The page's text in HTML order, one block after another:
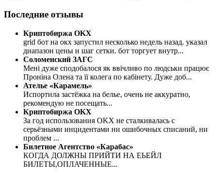
Последние отзывы
Криптобиржа OKX
grid бот на окх запустил несколько недель назад. указал
диапазон цены и шаг сетки. бот торгует внутр...
Соломенский ЗАГС
Мені дуже сподобалося як ввічливо по людськи працює
Проніна Олена та її колега по кабінету. Дуже доб...
Ателье «Карамель»
Испортила застёжка на белье, очень не аккуратно,
рекомендую не посещать...
Криптобиржа OKX
За год использования OKX не сталкивалась с
серьёзными инцидентами ни ошибочных списаний, ни
проблем ...
Билетное Агентство «Карабас»
КОГДА ДОЛЖНЫ ПРИЙТИ НА ЕЬЕЙЛ
БИЛЕТЫ,ОПЛАЧЕННЫЕ...